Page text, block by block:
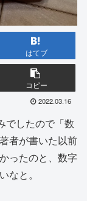
はてブ
コピー
2022.03.16
でしたので「数
者が書いた以前
ったのと、数字
なと。